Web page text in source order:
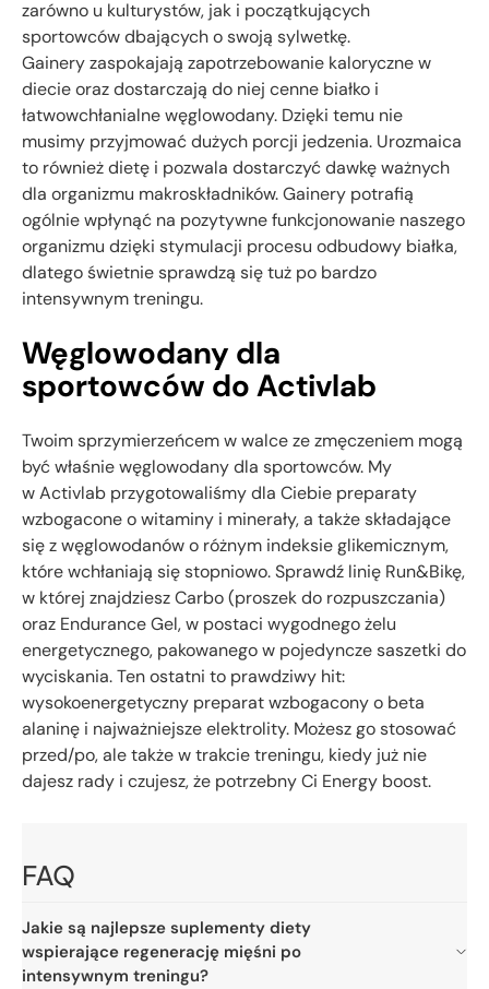
zarówno u kulturystów, jak i początkujących
sportowców dbających o swoją sylwetkę.
Gainery zaspokajają zapotrzebowanie kaloryczne w
diecie oraz dostarczają do niej cenne białko i
łatwowchłanialne węglowodany. Dzięki temu nie
musimy przyjmować dużych porcji jedzenia. Urozmaica
to również dietę i pozwala dostarczyć dawkę ważnych
dla organizmu makroskładników. Gainery potrafią
ogólnie wpłynąć na pozytywne funkcjonowanie naszego
organizmu dzięki stymulacji procesu odbudowy białka,
dlatego świetnie sprawdzą się tuż po bardzo
intensywnym treningu.
Węglowodany dla
sportowców do Activlab
Twoim sprzymierzeńcem w walce ze zmęczeniem mogą
być właśnie węglowodany dla sportowców. My
w Activlab przygotowaliśmy dla Ciebie preparaty
wzbogacone o witaminy i minerały, a także składające
się z węglowodanów o różnym indeksie glikemicznym,
które wchłaniają się stopniowo. Sprawdź linię Run&Bikę,
w której znajdziesz Carbo (proszek do rozpuszczania)
oraz Endurance Gel, w postaci wygodnego żelu
energetycznego, pakowanego w pojedyncze saszetki do
wyciskania. Ten ostatni to prawdziwy hit:
wysokoenergetyczny preparat wzbogacony o beta
alaninę i najważniejsze elektrolity. Możesz go stosować
przed/po, ale także w trakcie treningu, kiedy już nie
dajesz rady i czujesz, że potrzebny Ci Energy boost.
FAQ
Jakie są najlepsze suplementy diety
wspierające regenerację mięśni po
intensywnym treningu?